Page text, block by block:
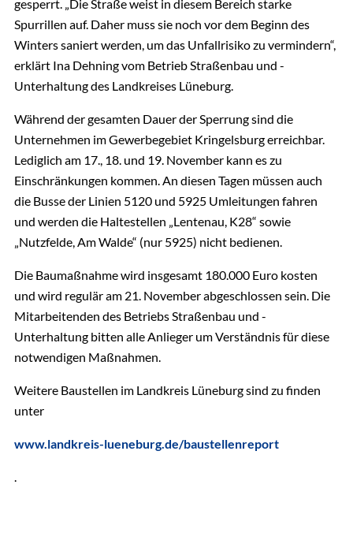
gesperrt. „Die Straße weist in diesem Bereich starke
Spurrillen auf. Daher muss sie noch vor dem Beginn des
Winters saniert werden, um das Unfallrisiko zu vermindern“,
erklärt Ina Dehning vom Betrieb Straßenbau und -
Unterhaltung des Landkreises Lüneburg.
Während der gesamten Dauer der Sperrung sind die
Unternehmen im Gewerbegebiet Kringelsburg erreichbar.
Lediglich am 17., 18. und 19. November kann es zu
Einschränkungen kommen. An diesen Tagen müssen auch
die Busse der Linien 5120 und 5925 Umleitungen fahren
und werden die Haltestellen „Lentenau, K28“ sowie
„Nutzfelde, Am Walde“ (nur 5925) nicht bedienen.
Die Baumaßnahme wird insgesamt 180.000 Euro kosten
und wird regulär am 21. November abgeschlossen sein. Die
Mitarbeitenden des Betriebs Straßenbau und -
Unterhaltung bitten alle Anlieger um Verständnis für diese
notwendigen Maßnahmen.
Weitere Baustellen im Landkreis Lüneburg sind zu finden
unter
www.landkreis-lueneburg.de/baustellenreport
.